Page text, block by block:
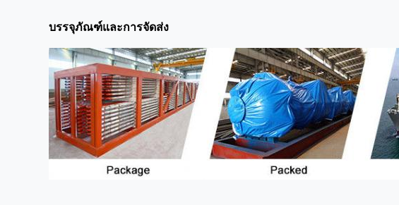
บรรจุภัณฑ์และการจัดส่ง